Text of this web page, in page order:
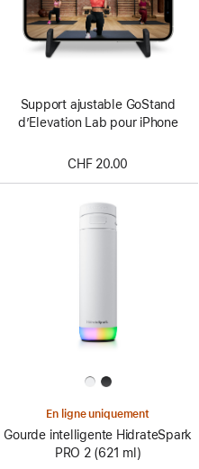
Support ajustable GoStand
d’Elevation Lab pour iPhone
CHF 20.00
En ligne uniquement
Gourde intelligente HidrateSpark
PRO 2 (621 ml)